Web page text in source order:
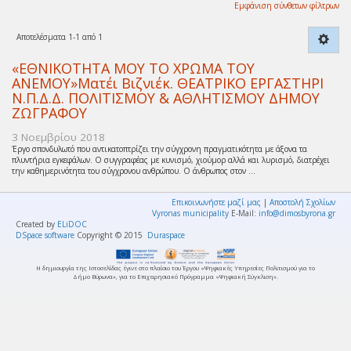
Εμφάνιση σύνθετων φίλτρων
Αποτελέσματα 1-1 από 1
«ΕΘΝΙΚΟΤΗΤΑ ΜΟΥ ΤΟ ΧΡΩΜΑ ΤΟΥ
ΑΝΕΜΟΥ»Ματέι Βιζνιέκ. ΘΕΑΤΡΙΚΟ ΕΡΓΑΣΤΗΡΙ
Ν.Π.Δ.Δ. ΠΟΛΙΤΙΣΜΟΥ & ΑΘΛΗΤΙΣΜΟΥ ΔΗΜΟΥ
ΖΩΓΡΑΦΟΥ
3 Νοεμβρίου 2018
Έργο σπονδυλωτό που αντικατοπτρίζει την σύγχρονη πραγματικότητα με άξονα τα
πλυντήρια εγκεφάλων. Ο συγγραφέας με κυνισμό, χιούμορ αλλά και λυρισμό, διατρέχει
την καθημερινότητα του σύγχρονου ανθρώπου. Ο άνθρωπος στον ...
Επικοινωνήστε μαζί μας | Αποστολή Σχολίων
Vyronas municipality E-Mail: info@dimosbyrona.gr
Created by ELiDOC
DSpace software Copyright © 2015 Duraspace
Η δημιουργία της Ιστοσελίδας έγινε στο πλαίσιο του Έργου «Ψηφιακές Υπηρεσίες Πολιτισμού για το
Δήμο Βύρωνα», για το Επιχειρησιακό Πρόγραμμα «Ψηφιακή Σύγκλιση».